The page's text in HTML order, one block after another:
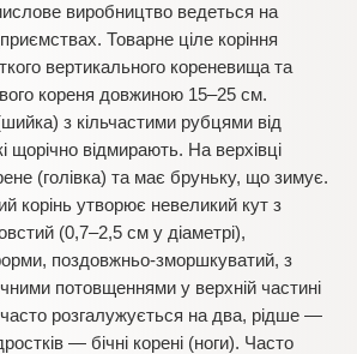
виробництво ведеться на
Товарне ціле коріння
вертикального кореневища та
кореня довжиною 15–25 см.
з кільчастими рубцями від
щорічно відмирають. На верхівці
(голівка) та має бруньку, що зимує.
корінь утворює невеликий кут з
(0,7–2,5 см у діаметрі),
поздовжньо-зморшкуватий, з
потовщеннями у верхній частині
часто розгалужується на два, рідше —
— бічні корені (ноги). Часто